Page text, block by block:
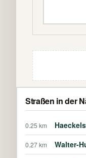
Straßen in der
0.25 km
0.27 km Walter-